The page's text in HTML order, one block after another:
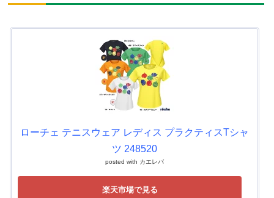
ローチェ テニスウェア レディス プラクティスTシャ
ツ 248520
posted with カエレバ
楽天市場で見る